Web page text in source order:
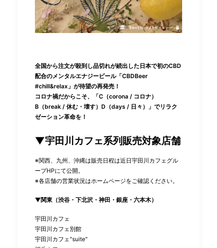
全国から注文が殺到し品切れが続出した日本で初のCBD
配合のメンタルエナジービール「CBDBeer
#chill&relax」が待望の再発売！
コロナ禍だからこそ、「C（corona / コロナ）
B（break / 休む・壊す）D（days / 日々）」でリラク
ゼーション革命を！
▼宇田川カフェ系列販売対象店舗
※関西、九州、沖縄は販売日程は近日宇田川カフェグル
ープHPにて公開。
※各店舗の営業状況はホームページをご確認ください。
▼関東（渋谷・下北沢・神田・銀座・六本木）
宇田川カフェ
宇田川カフェ別館
宇田川カフェ"suite"